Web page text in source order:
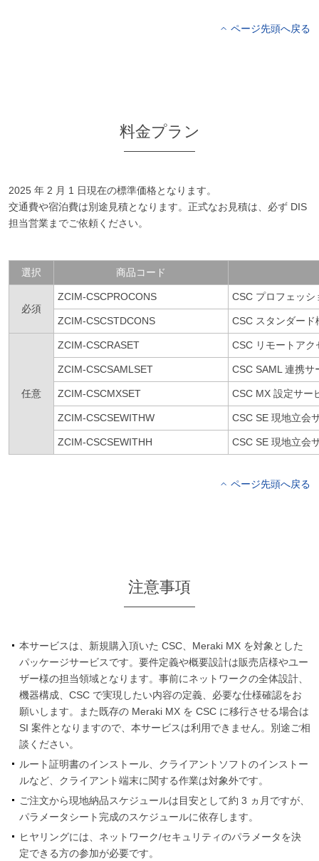
ページ先頭へ戻る
料金プラン
2025 年 2 月 1 日現在の標準価格となります。
交通費や宿泊費は別途見積となります。正式なお見積は、必ず DIS
担当営業までご依頼ください。
選択 商品コード
必須
ZCIM-CSCPROCONS CSC プロフェッ
ZCIM-CSCSTDCONS CSC スタンダード
任意
ZCIM-CSCRASET CSC リモートア
ZCIM-CSCSAMLSET CSC SAML 連携サ
ZCIM-CSCMXSET CSC MX 設定サー
ZCIM-CSCSEWITHW CSC SE 現地立会
ZCIM-CSCSEWITHH CSC SE 現地立会
ページ先頭へ戻る
注意事項
本サービスは、新規購入頂いた CSC、Meraki MX を対象とした
パッケージサービスです。要件定義や概要設計は販売店様やユー
ザー様の担当領域となります。事前にネットワークの全体設計、
機器構成、CSC で実現したい内容の定義、必要な仕様確認をお
願いします。また既存の Meraki MX を CSC に移行させる場合は
SI 案件となりますので、本サービスは利用できません。別途ご相
談ください。
ルート証明書のインストール、クライアントソフトのインストー
ルなど、クライアント端末に関する作業は対象外です。
ご注文から現地納品スケジュールは目安として約 3 ヵ月ですが、
パラメータシート完成のスケジュールに依存します。
ヒヤリングには、ネットワーク/セキュリティのパラメータを決
定できる方の参加が必要です。